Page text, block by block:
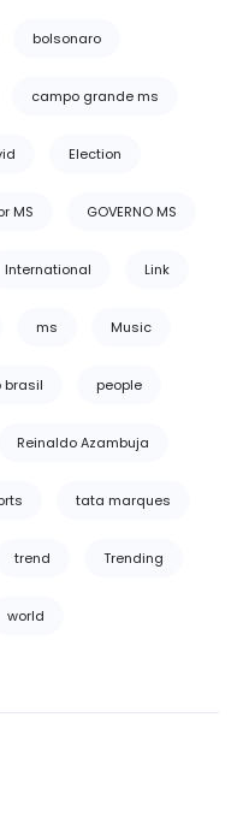
bolsonaro
campo grande ms
Election
MS GOVERNO MS
International Link
ms Music
brasil people
Reinaldo Azambuja
tata marques
trend Trending
world